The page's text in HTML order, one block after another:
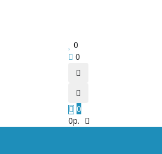
0
0
0
0р.